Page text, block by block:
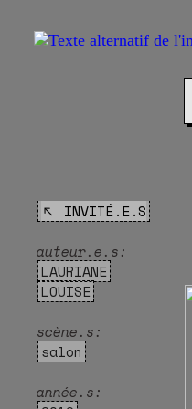
︎︎︎ INVITÉ.E.S
auteur.e.s:
LAURIANE
LOUISE
scène.s:
salon
année.s: